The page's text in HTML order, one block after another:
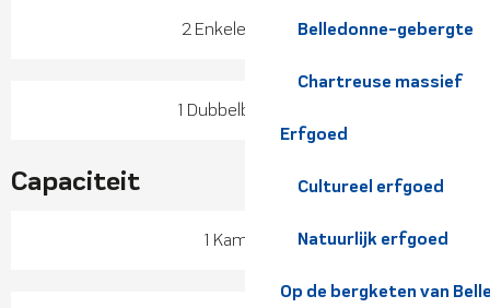
Belledonne-gebergte
Chartreuse massief
Erfgoed
Cultureel erfgoed
Natuurlijk erfgoed
Op de bergketen van
2 Enkele bedden
1 Dubbelbed(den)
Capaciteit
1 Kamer(s)